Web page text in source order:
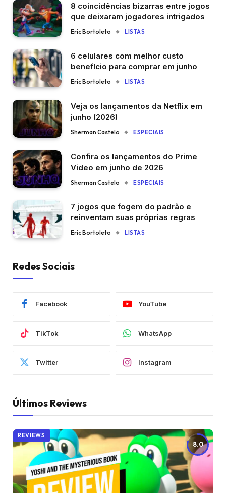
8 coincidências bizarras entre jogos
que deixaram jogadores intrigados
Eric Bortoleto LISTAS
6 celulares com melhor custo
benefício para comprar em junho
Eric Bortoleto LISTAS
Veja os lançamentos da Netflix em
junho (2026)
Sherman Castelo ESPECIAIS
Confira os lançamentos do Prime
Video em junho de 2026
Sherman Castelo ESPECIAIS
7 jogos que fogem do padrão e
reinventam suas próprias regras
Eric Bortoleto LISTAS
Redes Sociais
Facebook YouTube
TikTok WhatsApp
Twitter Instagram
Últimos Reviews
8.0
REVIEWS